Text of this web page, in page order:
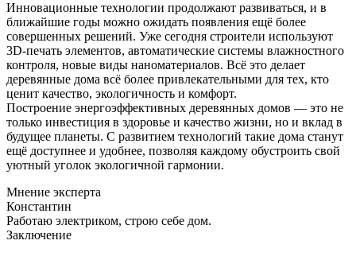
Инновационные технологии продолжают развиваться, и в
ближайшие годы можно ожидать появления ещё более
совершенных решений. Уже сегодня строители используют
3D-печать элементов, автоматические системы влажностного
контроля, новые виды наноматериалов. Всё это делает
деревянные дома всё более привлекательными для тех, кто
ценит качество, экологичность и комфорт.
Построение энергоэффективных деревянных домов — это не
только инвестиция в здоровье и качество жизни, но и вклад в
будущее планеты. С развитием технологий такие дома станут
ещё доступнее и удобнее, позволяя каждому обустроить свой
уютный уголок экологичной гармонии.
Мнение эксперта
Константин
Работаю электриком, строю себе дом.
Заключение